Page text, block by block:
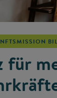
für